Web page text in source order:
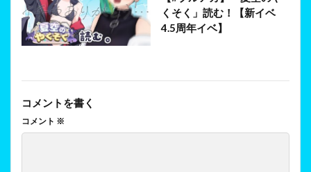
くそく」読む！【新イベ
4.5周年イベ】
コメントを書く
コメント ※